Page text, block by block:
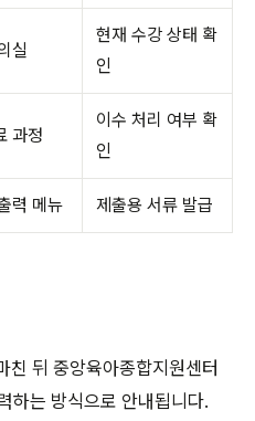
실
현재 수강 상태 확
인
과정
이수 처리 여부 확
인
력 메뉴 제출용 서류 발급
친 뒤 중앙육아종합지원센터
하는 방식으로 안내됩니다.